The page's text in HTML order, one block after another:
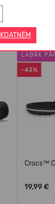
preces
-43%
LABĀK
Crocs™
19,99 €